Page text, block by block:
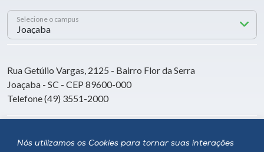
Nós utilizamos os Cookies para tornar suas interações
Selecione o campus
Rua Getúlio Vargas, 2125 - Bairro Flor da Serra
Joaçaba - SC - CEP 89600-000
Telefone (49) 3551-2000
Siga a Unoesc